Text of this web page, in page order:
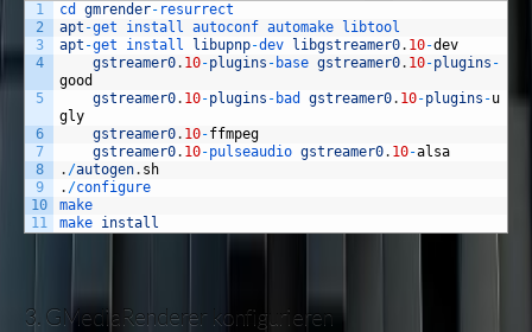
1
2
3
4
5
6
7
8
9
10
11
cd gmrender- resurrect
apt -get install autoconf automake
libtool
apt -get install libupnp-dev libgstreamer0. 10-dev
gstreamer0. 10-plugins - base gstreamer0. 10-plugins -
good
gstreamer0. 10-plugins - bad gstreamer0. 10-plugins -u
gly
gstreamer0. 10-ffmpeg
gstreamer0. 10-pulseaudio gstreamer0. 10-alsa
. /autogen. sh
. /configure
make
make install
3. GMediaRenderer konfigurieren